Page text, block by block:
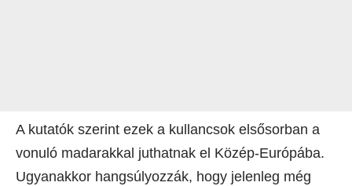
A kutatók szerint ezek a kullancsok elsősorban a
vonuló madarakkal juthatnak el Közép-Európába.
Ugyanakkor hangsúlyozzák, hogy jelenleg még